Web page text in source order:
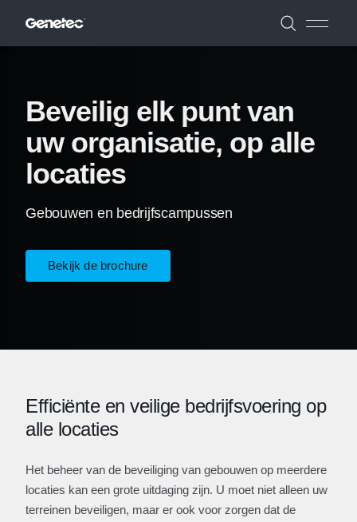
Beveilig elk punt van
uw organisatie, op alle
locaties
Gebouwen en bedrijfscampussen
Bekijk de brochure
Efficiënte en veilige bedrijfsvoering op
alle locaties
Het beheer van de beveiliging van gebouwen op meerdere
locaties kan een grote uitdaging zijn. U moet niet alleen uw
terreinen beveiligen, maar er ook voor zorgen dat de